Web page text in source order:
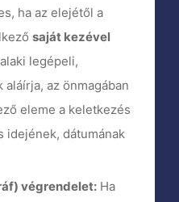
ha az elejétől a
saját kezével
legépeli,
aláírja, az önmagában
eleme a keletkezés
idejének, dátumának
végrendelet: Ha